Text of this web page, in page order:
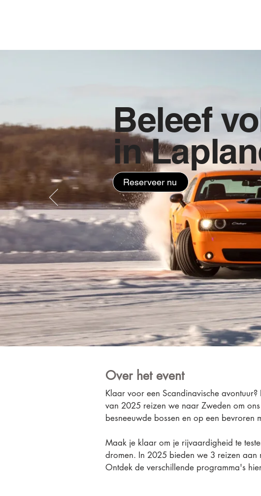
Beleef
in
Reserveer nu
Over het event
Klaar voor een Scandinavische avontuur?
van 2025 reizen we naar Zweden om
besneeuwde bossen en op een bevroren
Maak je klaar om je rijvaardigheid te
dromen. In 2025 bieden we 3 reizen aan
Ontdek de verschillende programma's